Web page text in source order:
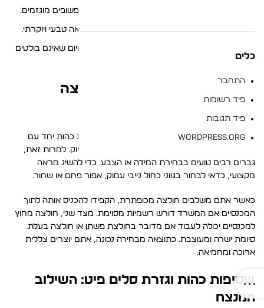
שטיפות כהות ואחידות ללא שפשופים מוגזמים.
גימור מט –ויתור על הברק הסינתטי לטובת מראה טבעי ויוקרתי.
כפתורים ורוכסנים באיכות פרימיום שאינם בולטים
לעין.
איך להתאים ג'ינס כהה לחולצה
אחד השילובים הקלאסיים ביותר הוא ג'ינס בשטיפות כהות יחד עם
חולצה מכופתרת איכותית. הסוד טמון בניגודיות ובדיוק. למרות זאת,
גברים רבים טועים בבחירת המידה או הצבע. כדי להשיג מראה
מקצועי, כדאי לבחור בגווני כחול נייבי עמוק, אפור פחם או שחור.
כאשר אתם משלבים חולצה מכופתרת, הקפידו להכניס אותה לתוך
המכנסיים אם המשרד דורש רשמיות מסוימת. מצד שני, חולצה מחוץ
למכנסיים יכולה לעבוד אם מדובר בחולצת פשתן או חולצה בעלת
סיומת ישרה ומעוצבת. כתוצאה מבחירה נכונה, אתם יוצרים צללית
ארוכה ומחמיאה.
שטיפות כהות וגזרת סלים פיט: השילוב
המנצח
כלים
התחבר
פיד רשומות
פיד תגובות
WordPress.org